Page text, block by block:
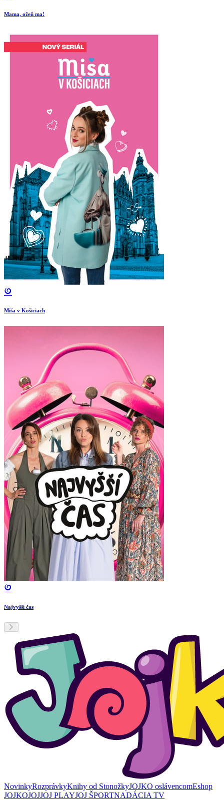
Mama, ožeň ma!
Miša v Košiciach
Najvyšší čas
NovinkyRozprávkyKnihy od StonožkyJOJKO oslávencomEshop
JOJKOJOJJOJ PLAYJOJ ŠPORTNADÁCIA TV